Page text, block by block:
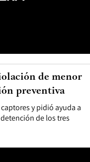
y pidió ayuda a
de los tres
de menor
preventiva